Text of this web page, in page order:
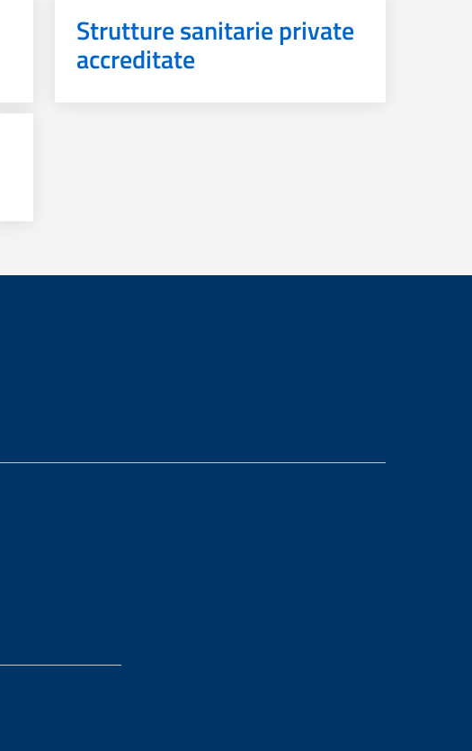
Strutture sanitarie private
accreditate